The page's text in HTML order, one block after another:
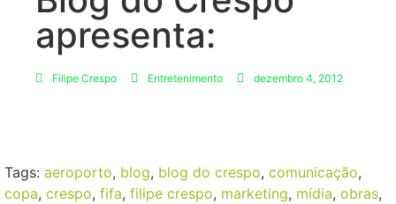
apresenta:
Filipe Crespo Entretenimento dezembro 4, 2012
Tags: aeroporto, blog, blog do crespo, comunicação,
copa, crespo, fifa, filipe crespo, marketing, mídia, obras,